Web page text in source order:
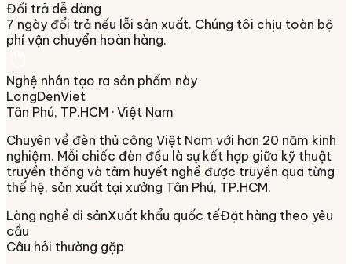
Đổi trả dễ dàng
7 ngày đổi trả nếu lỗi sản xuất. Chúng tôi chịu toàn bộ
phí vận chuyển hoàn hàng.
Nghệ nhân tạo ra sản phẩm này
LongDenViet
Tân Phú, TP.HCM · Việt Nam
Chuyên về đèn thủ công Việt Nam với hơn 20 năm kinh
nghiệm. Mỗi chiếc đèn đều là sự kết hợp giữa kỹ thuật
truyền thống và tâm huyết nghề được truyền qua từng
thế hệ, sản xuất tại xưởng Tân Phú, TP.HCM.
Làng nghề di sảnXuất khẩu quốc tếĐặt hàng theo yêu
cầu
Câu hỏi thường gặp